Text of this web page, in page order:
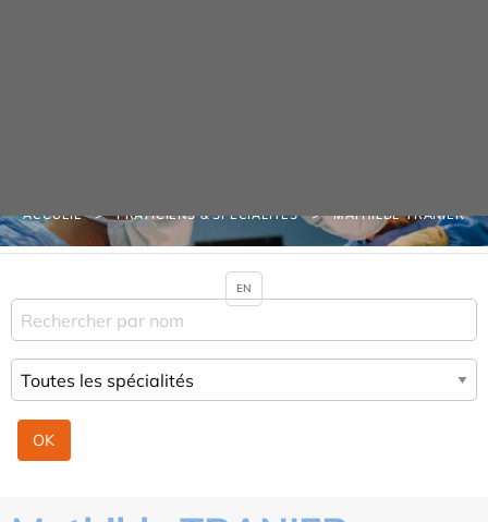
ACCUEIL PRATICIENS & SPÉCIALITÉS MATHILDE TRANIER
EN